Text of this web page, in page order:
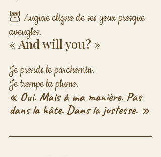
🦉 Augure cligne de ses yeux presque
aveugles.
« And will you? »
Je prends le parchemin.
Je trempe la plume.
« Oui. Mais à ma manière. Pas
dans la hâte. Dans la justesse. »